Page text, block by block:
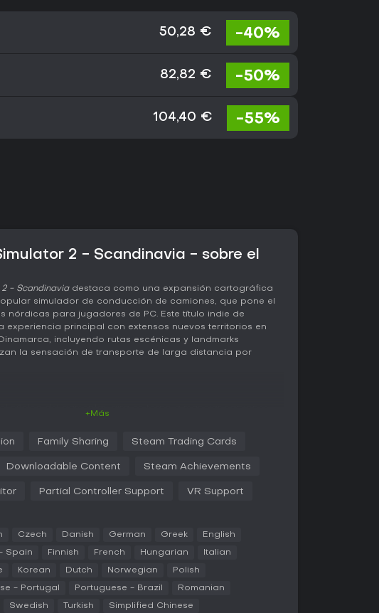
50,28 € -40%
82,82 € -50%
104,40 € -55%
2 - Scandinavia - sobre el
2 - Scandinaviadestaca como una expansión cartográfica
simulador de conducción de camiones, que pone el
nórdicas para jugadores de PC. Este título indie de
experiencia principal con extensos nuevos territorios en
incluyendo rutas escénicas y landmarks
la sensación de transporte de larga distancia por
y lidiar con condiciones meteorológicas
permiten embarcar en barcos para acceder a zonas
de 80 tipos de carga nuevos -como alimentos,
climáticos, junto a vegetación y modelado de
pasan de bosques y lagos sureños a montañas
modelos de remolques, como semirremolques para
incrementan los retos logísticos, mientras que un elenco
IA anima las carreteras para una experiencia más
+Más
Family Sharing Steam Trading Cards
Downloadable Content Steam Achievements
Partial Controller Support VR Support
Czech Danish German Greek English
Spain Finnish French Hungarian Italian
Korean Dutch Norwegian Polish
- Portugal Portuguese - Brazil Romanian
Swedish Turkish Simplified Chinese